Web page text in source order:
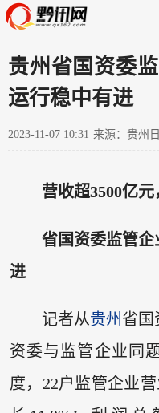
贵州省国资委
运行稳中有进
2023-11-07 10:31 来源：贵州
营收超3500亿
省国资委监管
进
记者从贵州 省国
资委与监管企业同
度，22户监管企业